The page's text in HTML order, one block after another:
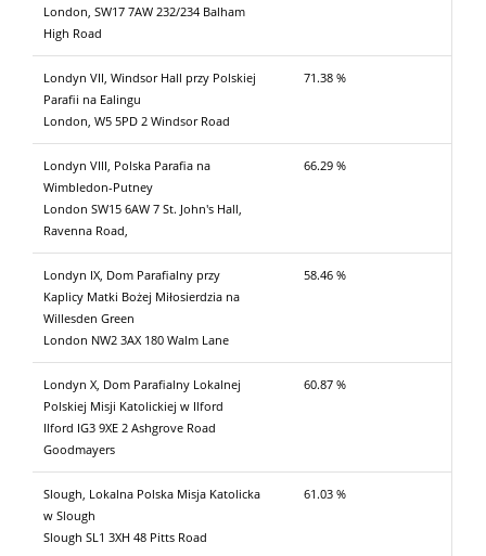
London, SW17 7AW 232/234 Balham
High Road
Londyn VII, Windsor Hall przy Polskiej
Parafii na Ealingu
London, W5 5PD 2 Windsor Road
71.38 %
Londyn VIII, Polska Parafia na
Wimbledon-Putney
London SW15 6AW 7 St. John's Hall,
Ravenna Road,
66.29 %
Londyn IX, Dom Parafialny przy
Kaplicy Matki Bożej Miłosierdzia na
Willesden Green
London NW2 3AX 180 Walm Lane
58.46 %
Londyn X, Dom Parafialny Lokalnej
Polskiej Misji Katolickiej w Ilford
Ilford IG3 9XE 2 Ashgrove Road
Goodmayers
60.87 %
Slough, Lokalna Polska Misja Katolicka
w Slough
Slough SL1 3XH 48 Pitts Road
61.03 %